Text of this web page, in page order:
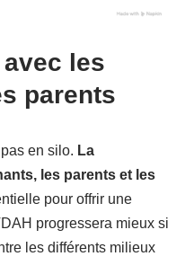
les
parents
en silo. La
les parents et les
pour offrir une
progressera mieux si
les différents milieux